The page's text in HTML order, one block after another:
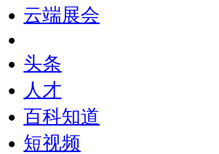
云端展会
头条
人才
百科知道
短视频